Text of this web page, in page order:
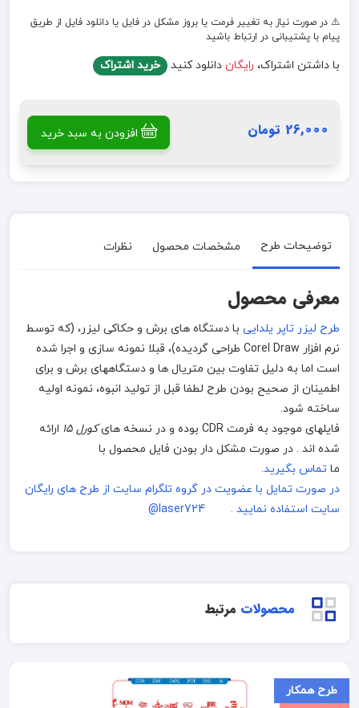
⚠️ در صورت نیاز به تغییر فرمت یا بروز مشکل در فایل یا دانلود فایل از طریق
پیام با پشتیبانی در ارتباط باشید
با داشتن اشتراک، رایگان دانلود کنید خرید اشتراک
26,000 تومان افزودن به سبد خرید
توضیحات طرح مشخصات محصول نظرات
معرفی محصول
طرح لیزر تاپر یلدایی با دستگاه های برش و حکاکی لیزر، (که توسط
نرم افزار Corel Draw طراحی گردیده)، قبلا نمونه سازی و اجرا شده
است اما به دلیل تفاوت بین متریال ها و دستگاههای برش و برای
اطمینان از صحیح بودن طرح لطفا قبل از تولید انبوه، نمونه اولیه
ساخته شود.
فایلهای موجود به فرمت CDR بوده و در نسخه های
کورل 15
ارائه
شده اند . در صورت مشکل دار بودن فایل محصول با
ما تماس بگیرید.
در صورت تمایل با عضویت در گروه تلگرام سایت از طرح های رایگان
سایت استفاده نمایید . laser724@
محصولات مرتبط
طرح همکار